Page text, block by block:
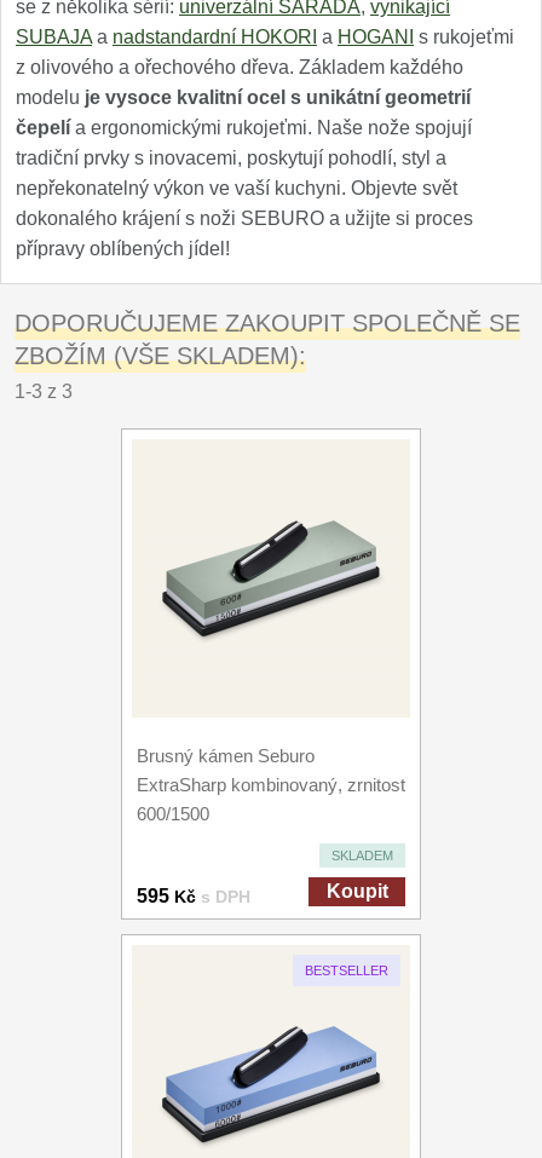
se z několika sérií: univerzální SARADA, vynikající
SUBAJA a nadstandardní HOKORI a HOGANI
s rukojeťmi
z olivového a ořechového dřeva. Základem každého
modelu je vysoce kvalitní ocel s unikátní geometrií
čepelí a ergonomickými rukojeťmi. Naše nože spojují
tradiční prvky s inovacemi, poskytují pohodlí, styl a
nepřekonatelný výkon ve vaší kuchyni. Objevte svět
dokonalého krájení s noži SEBURO a užijte si proces
přípravy oblíbených jídel!
DOPORUČUJEME ZAKOUPIT SPOLEČNĚ SE
ZBOŽÍM (VŠE SKLADEM):
1-3 z 3
Brusný kámen Seburo
ExtraSharp kombinovaný, zrnitost
600/1500
SKLADEM
595 Kč s DPH Koupit
BESTSELLER